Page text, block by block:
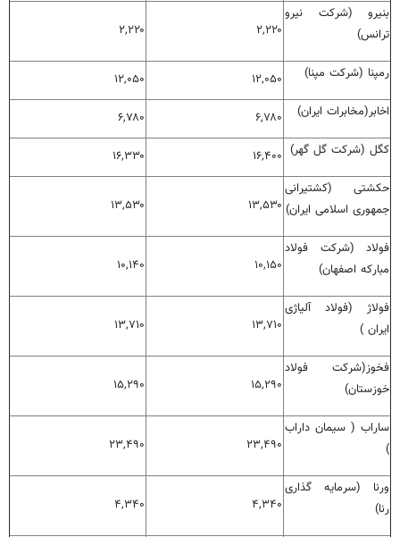
بنیرو (شرکت نیرو
ترانس)
۲,۲۲۰ ۲,۲۲۰
رمپنا (شرکت مپنا) ۱۲,۰۵۰
۱۲,۰۵۰
اخابر(مخابرات ایران)
۶,۷۸۰
۶,۷۸۰
کگل (شرکت گل گهر) ۱۶,۴۰۰
۱۶,۳۳۰
حکشتی‌ (کشتیرانی
جمهوری اسلامی ایران) ۱۳,۵۳۰ ۱۳,۵۳۰
فولاد (شرکت فولاد
مبارکه اصفهان)
۱۰,۱۵۰ ۱۰,۱۴۰
فولاژ (فولاد آلیاژی
ایران )
۱۳,۷۱۰ ۱۳,۷۱۰
فخوز(شرکت فولاد
خوزستان)
۱۵,۲۹۰ ۱۵,۲۹۰
ساراب ( سیمان داراب
)
۲۳,۴۹۰ ۲۳,۴۹۰
ورنا (سرمایه گذاری
رنا)
۴,۳۴۰ ۴,۳۴۰